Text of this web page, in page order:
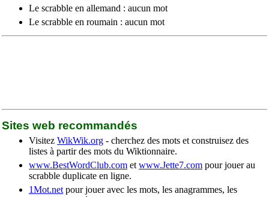
Le scrabble en allemand : aucun mot
Le scrabble en roumain : aucun mot
Sites web recommandés
Visitez WikWik.org - cherchez des mots et construisez des
listes à partir des mots du Wiktionnaire.
www.BestWordClub.com et www.Jette7.com pour jouer au
scrabble duplicate en ligne.
1Mot.net pour jouer avec les mots, les anagrammes, les